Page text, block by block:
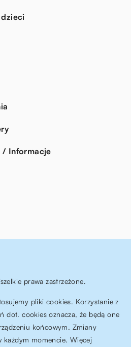
/ Informacje
prawa zastrzeżone.
pliki cookies. Korzystanie z
dot. cookies oznacza, że będą one
końcowym. Zmiany
każdym momencie. Więcej